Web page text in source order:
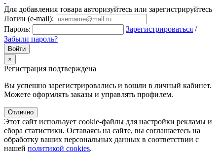
Для добавления товара авторизуйтесь или зарегистрируйтесь
Логин (e-mail):
Пароль:
Зарегистрироваться /
Забыли пароль?
×
Регистрация подтверждена
Вы успешно зарегистрировались и вошли в личный кабинет.
Можете оформлять заказы и управлять профилем.
Отлично
Этот сайт использует cookie-файлы для настройки рекламы и
сбора статистики. Оставаясь на сайте, вы соглашаетесь на
обработку ваших персональных данных в соответствии с
нашей политикой cookies.